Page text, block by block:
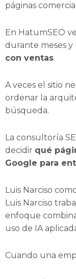
páginas
En HatumSEO
durante meses y
con ventas.
A veces el sitio
ordenar la
búsqueda.
La consultoría
decidir qué
Google para
Luis Narciso
Luis Narciso
enfoque
uso de IA
Cuando una